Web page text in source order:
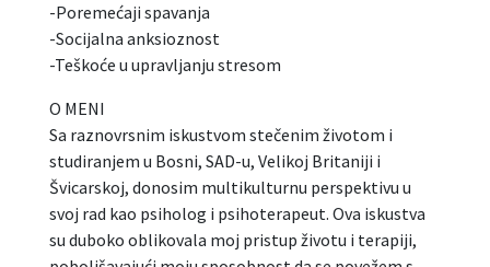
-Poremećaji spavanja
-Socijalna anksioznost
-Teškoće u upravljanju stresom
O MENI
Sa raznovrsnim iskustvom stečenim životom i
studiranjem u Bosni, SAD-u, Velikoj Britaniji i
Švicarskoj, donosim multikulturnu perspektivu u
svoj rad kao psiholog i psihoterapeut. Ova iskustva
su duboko oblikovala moj pristup životu i terapiji,